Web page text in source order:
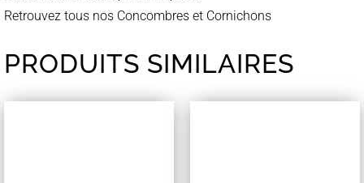
Retrouvez tous nos Concombres et Cornichons
PRODUITS SIMILAIRES